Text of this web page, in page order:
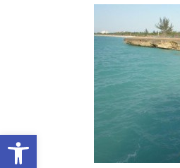
פתח